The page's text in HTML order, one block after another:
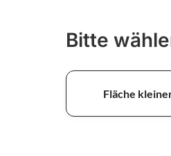
Bitte
Fläche